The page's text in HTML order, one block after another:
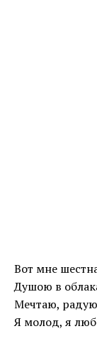
Вот мне
Душою в
Мечтаю,
Я молод, я